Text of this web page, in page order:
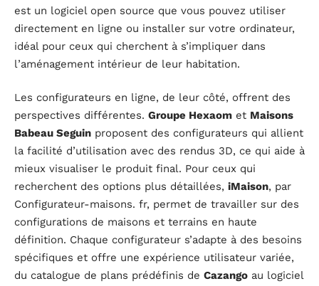
est un logiciel open source que vous pouvez utiliser
directement en ligne ou installer sur votre ordinateur,
idéal pour ceux qui cherchent à s’impliquer dans
l’aménagement intérieur de leur habitation.
Les configurateurs en ligne, de leur côté, offrent des
perspectives différentes. Groupe Hexaom et Maisons
Babeau Seguin proposent des configurateurs qui allient
la facilité d’utilisation avec des rendus 3D, ce qui aide à
mieux visualiser le produit final. Pour ceux qui
recherchent des options plus détaillées, iMaison, par
Configurateur-maisons. fr, permet de travailler sur des
configurations de maisons et terrains en haute
définition. Chaque configurateur s’adapte à des besoins
spécifiques et offre une expérience utilisateur variée,
du catalogue de plans prédéfinis de Cazango au logiciel